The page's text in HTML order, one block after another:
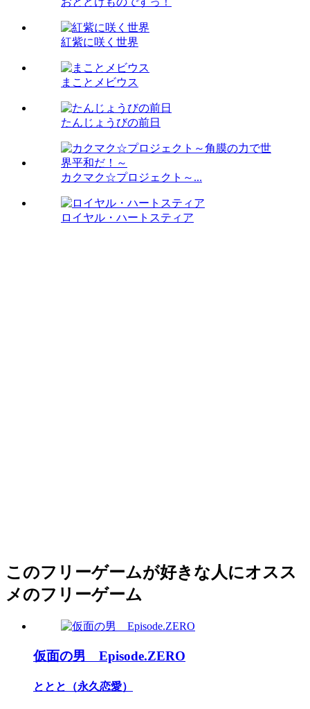
紅紫に咲く世界
まことメビウス
たんじょうびの前日
カクマク☆プロジェクト～...
ロイヤル・ハートスティア
このフリーゲームが好きな人にオスス
メのフリーゲーム
仮面の男 Episode.ZERO
ととと（永久恋愛）